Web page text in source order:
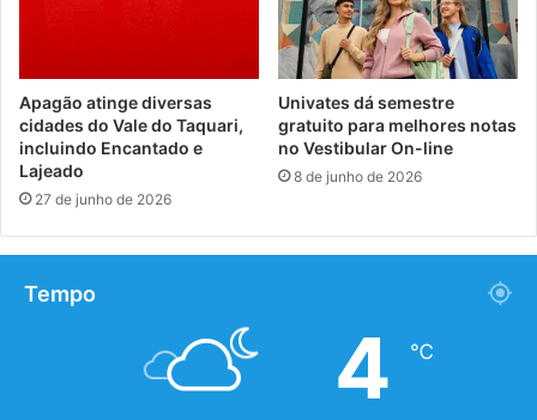
Apagão atinge diversas
cidades do Vale do Taquari,
incluindo Encantado e
Lajeado
27 de junho de 2026
Univates dá semestre
gratuito para melhores notas
no Vestibular On-line
8 de junho de 2026
Tempo
4 ℃